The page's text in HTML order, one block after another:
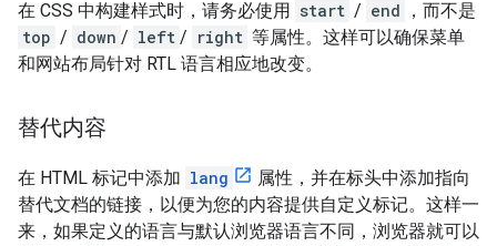
在 CSS 中构建样式时，请务必使用 start / end
，而不是
top / down / left / right 等属性。这样可以确保菜单
和网站布局针对 RTL 语言相应地改变。
替代内容
在 HTML 标记中添加 lang
属性，并在标头中添加指向
替代文档的链接，以便为您的内容提供自定义标记。这样一
来，如果定义的语言与默认浏览器语言不同，浏览器就可以